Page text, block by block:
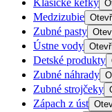
Klasické kefky
Medzizubie
Zubné pasty
Ústne vody
Detské produkty
Zubné náhrady
Zubné strojčeky
Zápach z úst